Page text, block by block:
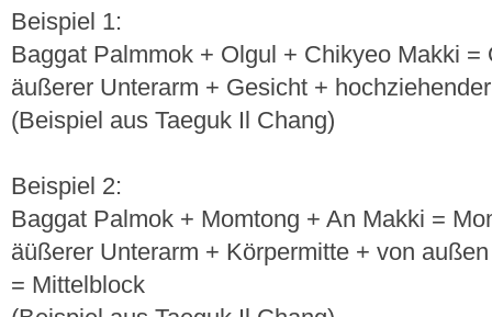
Beispiel 1:
Baggat Palmmok + Olgul + Chikyeo Makki =
äußerer Unterarm + Gesicht +
(Beispiel aus Taeguk Il Chang)
Beispiel 2:
Baggat Palmok + Momtong + An Makki =
äüßerer Unterarm + Körpermitte + von
= Mittelblock